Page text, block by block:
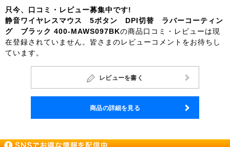
只今、口コミ・レビュー募集中です!
静音ワイヤレスマウス 5ボタン DPI切替 ラバーコーティン
グ ブラック 400-MAWS097BKの商品口コミ・レビューは現
在登録されていません。皆さまのレビューコメントをお待ちし
ています。
レビューを書く
商品の詳細を見る